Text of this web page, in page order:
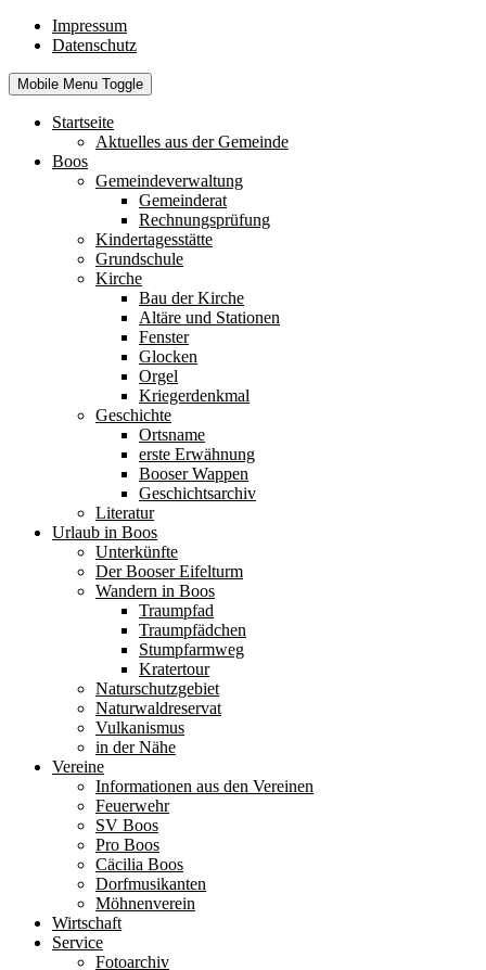
Impressum
Datenschutz
Mobile Menu Toggle
Startseite
Aktuelles aus der Gemeinde
Boos
Gemeindeverwaltung
Gemeinderat
Rechnungsprüfung
Kindertagesstätte
Grundschule
Kirche
Bau der Kirche
Altäre und Stationen
Fenster
Glocken
Orgel
Kriegerdenkmal
Geschichte
Ortsname
erste Erwähnung
Booser Wappen
Geschichtsarchiv
Literatur
Urlaub in Boos
Unterkünfte
Der Booser Eifelturm
Wandern in Boos
Traumpfad
Traumpfädchen
Stumpfarmweg
Kratertour
Naturschutzgebiet
Naturwaldreservat
Vulkanismus
in der Nähe
Vereine
Informationen aus den Vereinen
Feuerwehr
SV Boos
Pro Boos
Cäcilia Boos
Dorfmusikanten
Möhnenverein
Wirtschaft
Service
Fotoarchiv